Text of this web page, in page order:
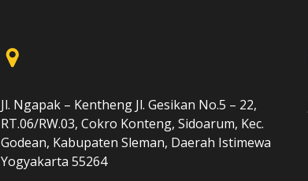
Jl. Ngapak – Kentheng Jl. Gesikan No.5 – 22,
RT.06/RW.03, Cokro Konteng, Sidoarum, Kec.
Godean, Kabupaten Sleman, Daerah Istimewa
Yogyakarta 55264